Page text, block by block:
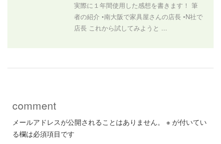
実際に１年間使用した感想を書きます！ 筆
者の紹介 •南大阪で家具屋さんの店長 •N社で
店長 これから試してみようと ...
comment
メールアドレスが公開されることはありません。 ※ が付いてい
る欄は必須項目です